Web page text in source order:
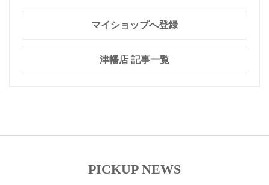
マイショップへ登録
津幡店 記事一覧
PICKUP NEWS